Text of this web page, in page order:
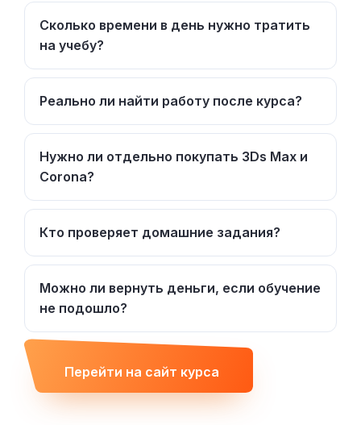
Сколько времени в день нужно тратить
на учебу?
Реально ли найти работу после курса?
Нужно ли отдельно покупать 3Ds Max и
Corona?
Кто проверяет домашние задания?
Можно ли вернуть деньги, если обучение
не подошло?
Перейти на сайт курса